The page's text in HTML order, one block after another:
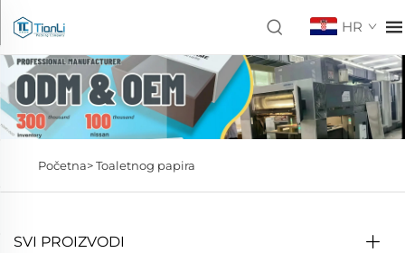
HR
Početna>Toaletnog papira
SVI PROIZVODI